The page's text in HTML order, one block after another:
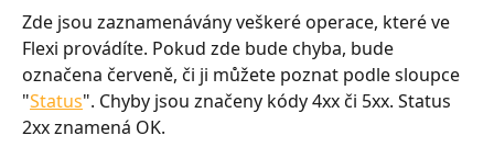
Zde jsou zaznamenávány veškeré operace, které ve
Flexi provádíte. Pokud zde bude chyba, bude
označena červeně, či ji můžete poznat podle sloupce
"Status". Chyby jsou značeny kódy 4xx či 5xx. Status
2xx znamená OK.